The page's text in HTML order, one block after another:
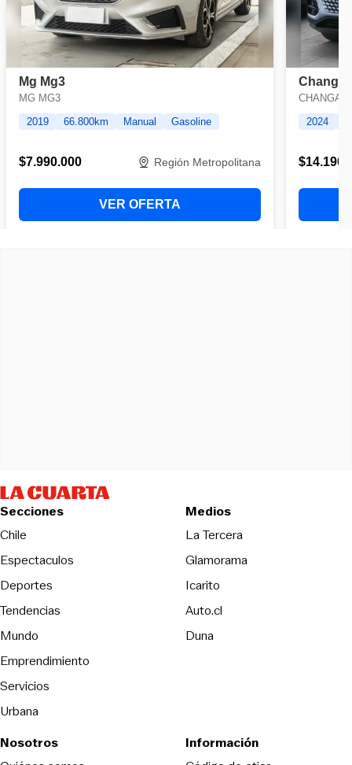
Secciones
Chile
Espectaculos
Deportes
Tendencias
Mundo
Emprendimiento
Servicios
Urbana
Medios
La TerceraOpens in new
Glamorama
Icarito
Auto.cl
DunaOpens in new window
Nosotros
Información